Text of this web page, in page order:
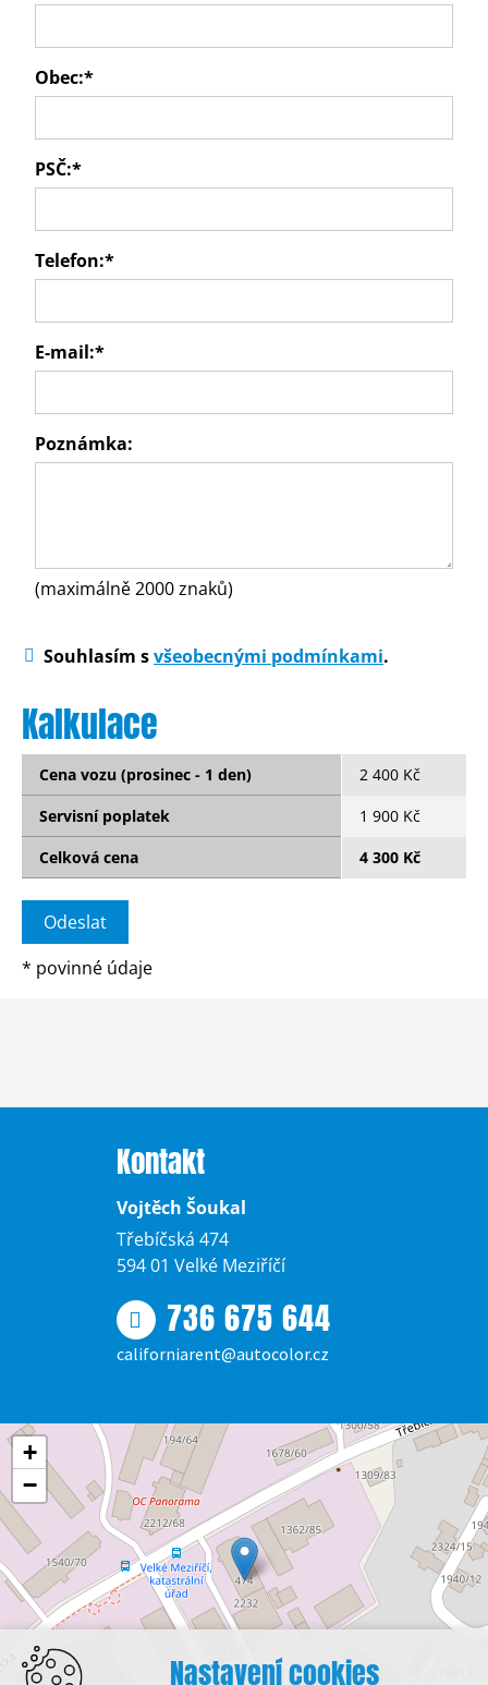
Obec:*
PSČ:*
Telefon:*
E-mail:*
Poznámka:
(maximálně 2000 znaků)
Souhlasím svšeobecnými podmínkami.
Kalkulace
Cena vozu (prosinec - 1 den)
2 400 Kč
Servisní poplatek
1 900 Kč
Celková cena
4 300 Kč
* povinné údaje
Kontakt
Vojtěch Šoukal
Třebíčská 474
594 01 Velké Meziříčí
736 675 644
californiarent@autocolor.cz
+
−
Nastavení cookies